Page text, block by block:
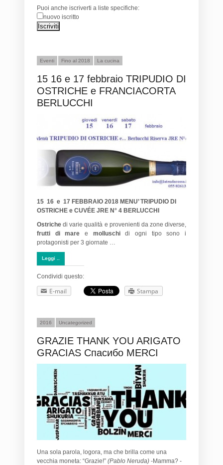
Puoi anche iscriverti a liste specifiche:
nuovo iscritto
Eventi Fino al 2018 La cucina
15 16 e 17 febbraio TRIPUDIO DI
OSTRICHE e FRANCIACORTA
BERLUCCHI
15 16 e 17 FEBBRAIO 2018 MENU’ TRIPUDIO DI
OSTRICHE e CUVÉE JRE N° 4 BERLUCCHI
Ostriche di varie qualità e provenienti da zone diverse,
frutti di mare e molluschidi ogni tipo sono i
protagonisti per 3 giornate …
Leggi ..
Condividi questo:
E-mail Stampa
2016 Uncategorized
GRAZIE THANK YOU ARIGATO
GRACIAS Спасибо MERCI
Una sola parola, logora, ma che brilla come una
vecchia moneta: “Grazie!” (Pablo Neruda) -Mamma? -